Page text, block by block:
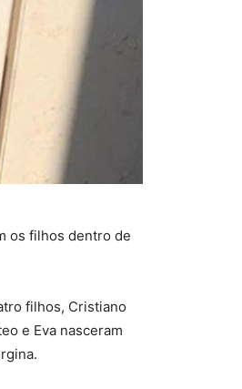
os filhos dentro de
filhos, Cristiano
e Eva nasceram